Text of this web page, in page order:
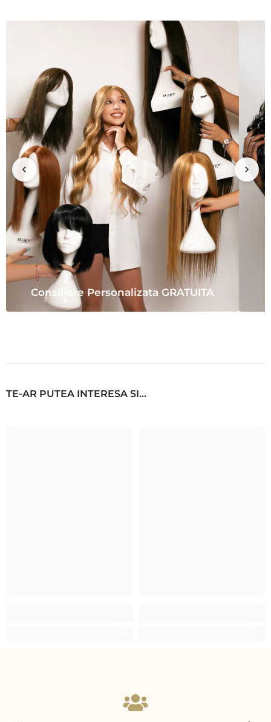
Consiliere Personalizata GRATUITA
TE-AR PUTEA INTERESA SI...